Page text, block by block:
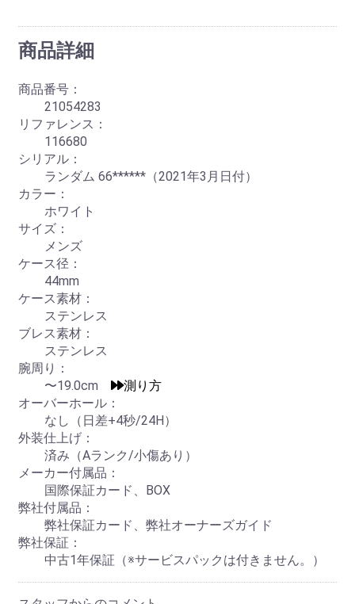
商品詳細
商品番号：
21054283
リファレンス：
116680
シリアル：
ランダム 66******（2021年3月日付）
カラー：
ホワイト
サイズ：
メンズ
ケース径：
44mm
ケース素材：
ステンレス
ブレス素材：
ステンレス
腕周り：
〜19.0cm
測り方
オーバーホール：
なし（日差+4秒/24H）
外装仕上げ：
済み（Aランク/小傷あり）
メーカー付属品：
国際保証カード、BOX
弊社付属品：
弊社保証カード、弊社オーナーズガイド
弊社保証：
中古1年保証（※サービスパックは付きません。）